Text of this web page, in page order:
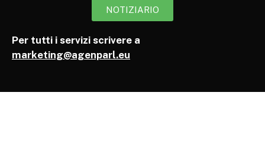
NOTIZIARIO
Per tutti i servizi scrivere a
marketing@agenparl.eu